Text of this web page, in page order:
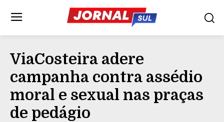
ViaCosteira adere
campanha contra assédio
moral e sexual nas praças
de pedágio